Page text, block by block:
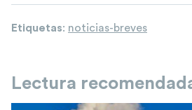
Etiquetas: noticias-breves
Lectura